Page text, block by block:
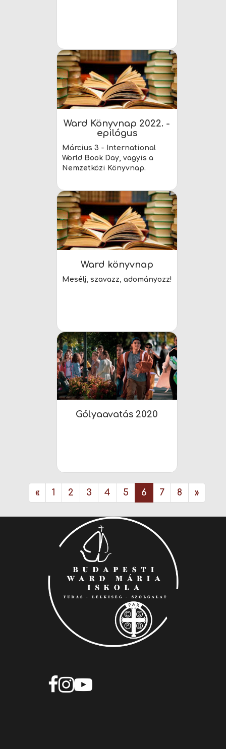
Ward Könyvnap 2022. -
epilógus
Március 3 - International
World Book Day, vagyis a
Nemzetközi Könyvnap.
Ward könyvnap
Mesélj, szavazz, adományozz!
Gólyaavatás 2020
« 1 2 3 4 5 6 7 8 »